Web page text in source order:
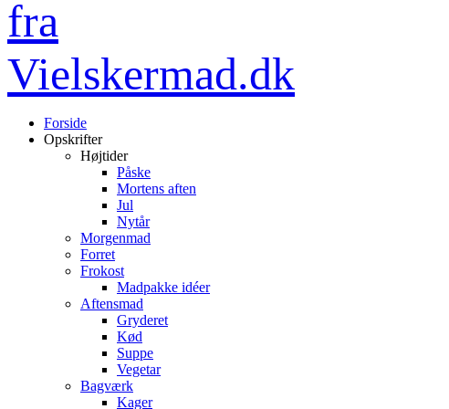
Forside
Opskrifter
Højtider
Påske
Mortens aften
Jul
Nytår
Morgenmad
Forret
Frokost
Madpakke idéer
Aftensmad
Gryderet
Kød
Suppe
Vegetar
Bagværk
Kager